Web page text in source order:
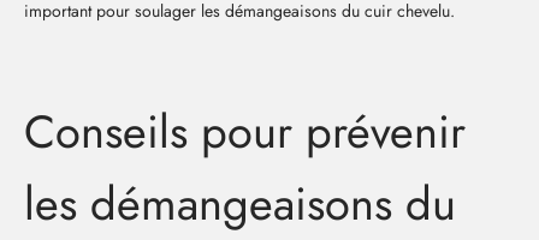
important pour soulager les démangeaisons du cuir chevelu.
Conseils pour prévenir
les démangeaisons du